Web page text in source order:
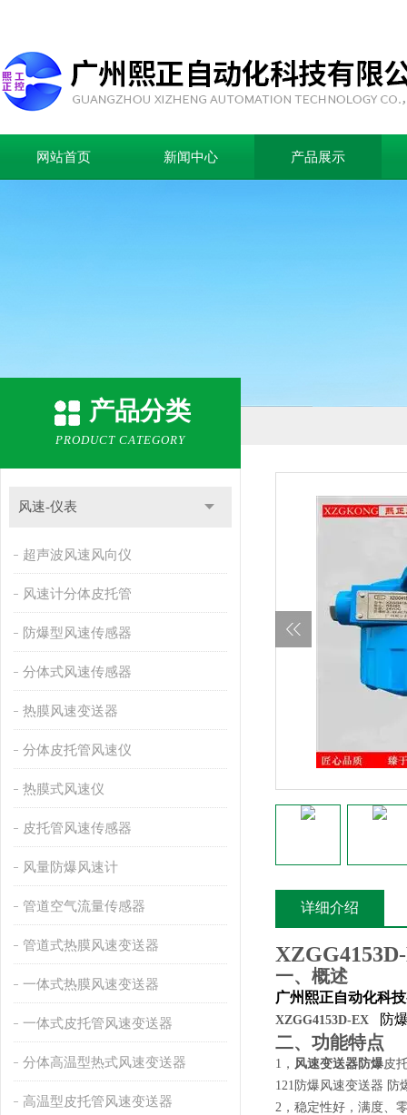
网站首页 新闻中心 产品展示
产品分类
PRODUCT CATEGORY
风速-仪表
超声波风速风向仪
风速计分体皮托管
防爆型风速传感器
分体式风速传感器
热膜风速变送器
分体皮托管风速仪
热膜式风速仪
皮托管风速传感器
风量防爆风速计
管道空气流量传感器
管道式热膜风速变送器
一体式热膜风速变送器
一体式皮托管风速变送器
分体高温型热式风速变送器
高温型皮托管风速变送器
详细介绍
一、概述
广州熙正自动化科
XZGG4153D-EX 防
二、功能特点
1， 风速变送器防爆皮
121防爆风速变送器
2 ，稳定性好，满度、